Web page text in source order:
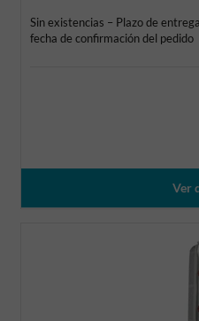
Sin existencias – Plazo de
fecha de confirmación del pedido
Ver